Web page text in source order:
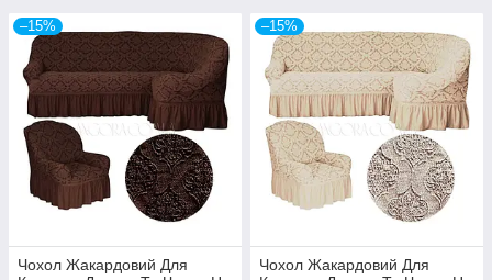
–15%
Чохол Жакардовий Для
–15%
Чохол Жакардовий Для